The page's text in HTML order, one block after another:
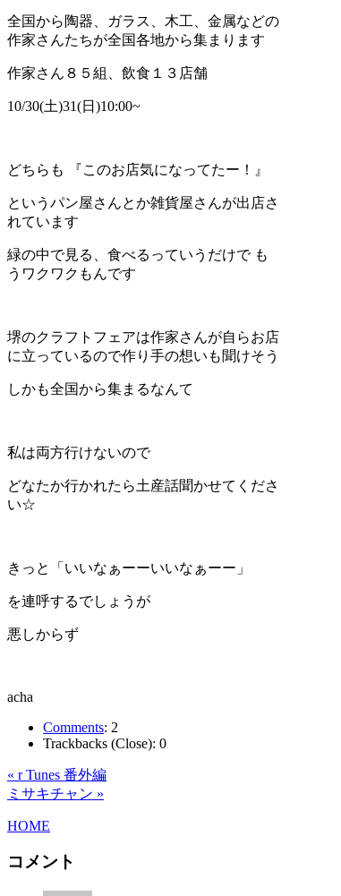
全国から陶器、ガラス、木工、金属などの
作家さんたちが全国各地から集まります
作家さん８５組、飲食１３店舗
10/30(土)31(日)10:00~
どちらも 『このお店気になってたー！』
というパン屋さんとか雑貨屋さんが出店さ
れています
緑の中で見る、食べるっていうだけで も
うワクワクもんです
堺のクラフトフェアは作家さんが自らお店
に立っているので作り手の想いも聞けそう
しかも全国から集まるなんて
私は両方行けないので
どなたか行かれたら土産話聞かせてくださ
い☆
きっと「いいなぁーーいいなぁーー」
を連呼するでしょうが
悪しからず
acha
Comments: 2
Trackbacks (Close): 0
« r Tunes 番外編
ミサキチャン »
HOME
コメント